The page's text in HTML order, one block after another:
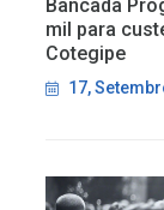
Bancada
mil para
Cotegipe
17,